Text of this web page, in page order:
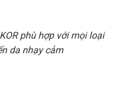
phù hợp với mọi loại
da nhạy cảm